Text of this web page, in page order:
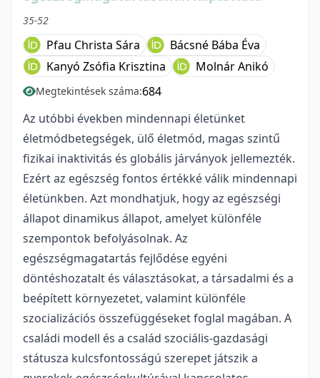
35-52
Pfau Christa Sára
Bácsné Bába Éva
Kanyó Zsófia Krisztina
Molnár Anikó
Megtekintések száma:684
Az utóbbi években mindennapi életünket
életmódbetegségek, ülő életmód, magas szintű
fizikai inaktivitás és globális járványok jellemezték.
Ezért az egészség fontos értékké válik mindennapi
életünkben. Azt mondhatjuk, hogy az egészségi
állapot dinamikus állapot, amelyet különféle
szempontok befolyásolnak. Az
egészségmagatartás fejlődése egyéni
döntéshozatalt és választásokat, a társadalmi és a
beépített környezetet, valamint különféle
szocializációs összefüggéseket foglal magában. A
családi modell és a család szociális-gazdasági
státusza kulcsfontosságú szerepet játszik a